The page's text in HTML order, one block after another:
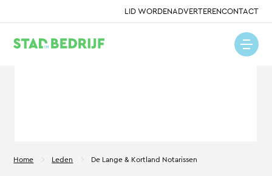
LID WORDENADVERTERENCONTACT
Home Leden De Lange & Kortland Notarissen